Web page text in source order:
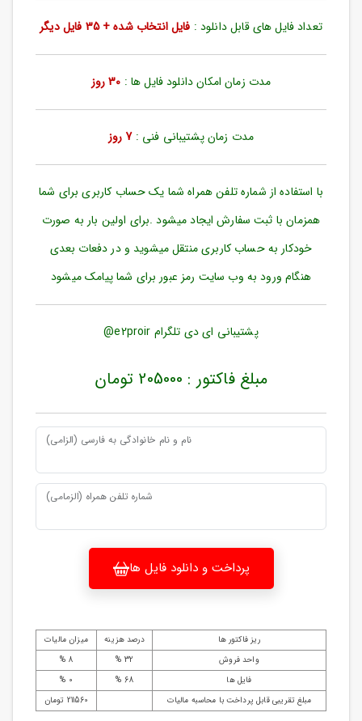
به
نام
مندی
ها
تعداد فایل های قابل دانلود : فایل انتخاب شده + 35 فایل دیگر
مدت زمان امکان دانلود فایل ها : 30 روز
مدت زمان پشتیبانی فنی :7 روز
با استفاده از شماره تلفن همراه شما یک حساب کاربری برای شما
همزمان با ثبت سفارش ایجاد میشود .برای اولین بار به صورت
خودکار به حساب کاربری منتقل میشوید و در دفعات بعدی
هنگام ورود به وب سایت رمز عبور برای شما پیامک میشود
پشتیبانی ای دی تلگرام e2proir@
مبلغ فاکتور : 205000 تومان
نام و نام خانوادگی به فارسی (الزامی)
شماره تلفن همراه (الزمامی)
پرداخت و دانلود فایل ها
ریز فاکتور ها درصد هزینه
میزان مالیات
واحد فروش
32 %
8 %
فایل ها
68 %
0 %
مبلغ تقریبی قابل پرداخت با محاسبه مالیات
211560 تومان